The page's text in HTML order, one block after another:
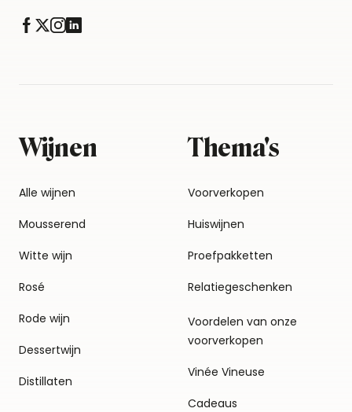
Wijnen
Alle wijnen
Mousserend
Witte wijn
Rosé
Rode wijn
Dessertwijn
Distillaten
Thema's
Voorverkopen
Huiswijnen
Proefpakketten
Relatiegeschenken
Voordelen van onze
voorverkopen
Vinée Vineuse
Cadeaus